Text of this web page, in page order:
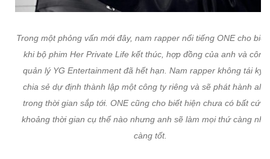
Trong một phỏng vấn mới đây, nam rapper nổi tiếng ONE cho biết
khi bộ phim Her Private Life kết thúc, hợp đồng của anh và công
quản lý YG Entertainment đã hết hạn. Nam rapper không tái ký
chia sẻ dự định thành lập một công ty riêng và sẽ phát hành
trong thời gian sắp tới. ONE cũng cho biết hiện chưa có bất cứ
khoảng thời gian cụ thể nào nhưng anh sẽ làm mọi thứ càng
càng tốt.